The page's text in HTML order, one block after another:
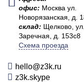
офис: Москва ул.
Новорязанская, д.
склад: Щелково, ул.
Заречная, д. 153с8
Схема проезда
hello@z3k.ru
z3k.skype